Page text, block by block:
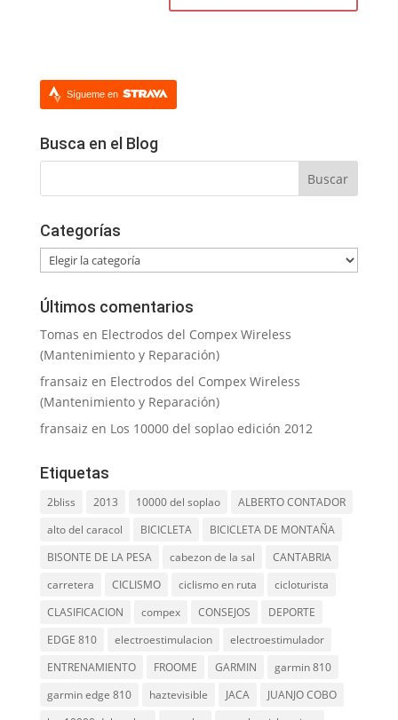
Sígueme en
Busca en el Blog
Categorías
Categorías
Últimos comentarios
Tomas en Electrodos del Compex Wireless
(Mantenimiento y Reparación)
fransaiz en Electrodos del Compex Wireless
(Mantenimiento y Reparación)
fransaiz en Los 10000 del soplao edición 2012
Etiquetas
2bliss 2013 10000 del soplao
ALBERTO CONTADOR
alto del caracol
BICICLETA
BICICLETA DE MONTAÑA
BISONTE DE LA PESA
cabezon de la sal
CANTABRIA
carretera
CICLISMO ciclismo en ruta
cicloturista
CLASIFICACION
compex CONSEJOS
DEPORTE
EDGE 810
electroestimulacion
electroestimulador
ENTRENAMIENTO
FROOME GARMIN
garmin 810
garmin edge 810
haztevisible JACA
JUANJO COBO